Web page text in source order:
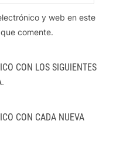
y web en este
comente.
CON LOS SIGUIENTES
CON CADA NUEVA